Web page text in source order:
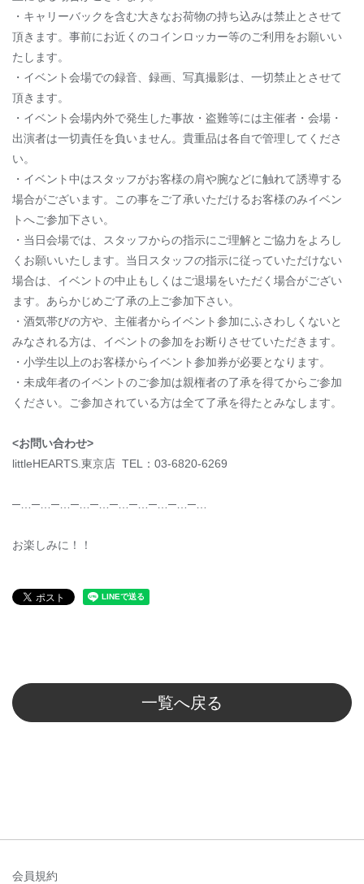
・キャリーバックを含む大きなお荷物の持ち込みは禁止とさせて
頂きます。事前にお近くのコインロッカー等のご利用をお願いい
たします。
・イベント会場での録音、録画、写真撮影は、一切禁止とさせて
頂きます。
・イベント会場内外で発生した事故・盗難等には主催者・会場・
出演者は一切責任を負いません。貴重品は各自で管理してくださ
い。
・イベント中はスタッフがお客様の肩や腕などに触れて誘導する
場合がございます。この事をご了承いただけるお客様のみイベン
トへご参加下さい。
・当日会場では、スタッフからの指示にご理解とご協力をよろし
くお願いいたします。当日スタッフの指示に従っていただけない
場合は、イベントの中止もしくはご退場をいただく場合がござい
ます。あらかじめご了承の上ご参加下さい。
・酒気帯びの方や、主催者からイベント参加にふさわしくないと
みなされる方は、イベントの参加をお断りさせていただきます。
・小学生以上のお客様からイベント参加券が必要となります。
・未成年者のイベントのご参加は親権者の了承を得てからご参加
ください。ご参加されている方は全て了承を得たとみなします。
<お問い合わせ>
littleHEARTS.東京店 TEL：03-6820-6269
─…─…─…─…─…─…─…─…─…─…
お楽しみに！！
一覧へ戻る
会員規約